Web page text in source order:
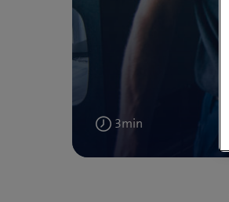
3min